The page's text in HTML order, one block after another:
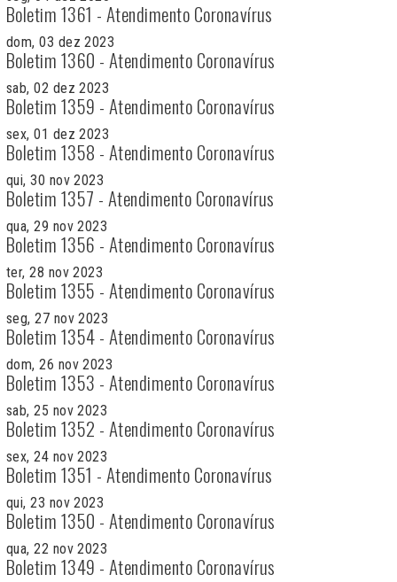
Boletim 1361 - Atendimento Coronavírus
dom, 03 dez 2023
Boletim 1360 - Atendimento Coronavírus
sab, 02 dez 2023
Boletim 1359 - Atendimento Coronavírus
sex, 01 dez 2023
Boletim 1358 - Atendimento Coronavírus
qui, 30 nov 2023
Boletim 1357 - Atendimento Coronavírus
qua, 29 nov 2023
Boletim 1356 - Atendimento Coronavírus
ter, 28 nov 2023
Boletim 1355 - Atendimento Coronavírus
seg, 27 nov 2023
Boletim 1354 - Atendimento Coronavírus
dom, 26 nov 2023
Boletim 1353 - Atendimento Coronavírus
sab, 25 nov 2023
Boletim 1352 - Atendimento Coronavírus
sex, 24 nov 2023
Boletim 1351 - Atendimento Coronavírus
qui, 23 nov 2023
Boletim 1350 - Atendimento Coronavírus
qua, 22 nov 2023
Boletim 1349 - Atendimento Coronavírus